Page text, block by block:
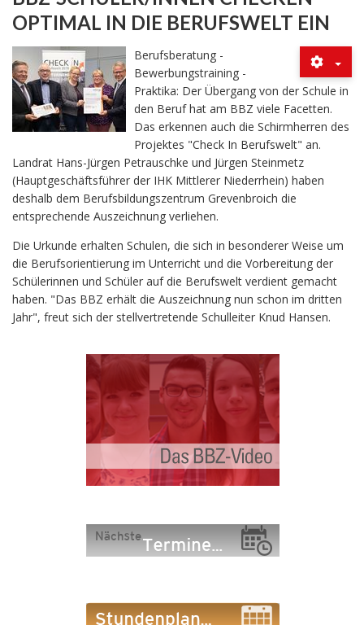
OPTIMAL IN DIE BERUFSWELT EIN
Berufsberatung -
Bewerbungstraining -
Praktika: Der Übergang von der Schule in
den Beruf hat am BBZ viele Facetten.
Das erkennen auch die Schirmherren des
Projektes "Check In Berufswelt" an.
Landrat Hans-Jürgen Petrauschke und Jürgen Steinmetz
(Hauptgeschäftsführer der IHK Mittlerer Niederrhein) haben
deshalb dem Berufsbildungszentrum Grevenbroich die
entsprechende Auszeichnung verliehen.
Die Urkunde erhalten Schulen, die sich in besonderer Weise um
die Berufsorientierung im Unterricht und die Vorbereitung der
Schülerinnen und Schüler auf die Berufswelt verdient gemacht
haben. "Das BBZ erhält die Auszeichnung nun schon im dritten
Jahr", freut sich der stellvertretende Schulleiter Knud Hansen.